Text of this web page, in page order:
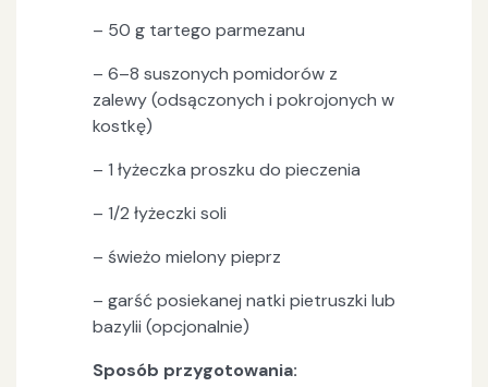
– 50 g tartego parmezanu
– 6–8 suszonych pomidorów z
zalewy (odsączonych i pokrojonych w
kostkę)
– 1 łyżeczka proszku do pieczenia
– 1/2 łyżeczki soli
– świeżo mielony pieprz
– garść posiekanej natki pietruszki lub
bazylii (opcjonalnie)
Sposób przygotowania: